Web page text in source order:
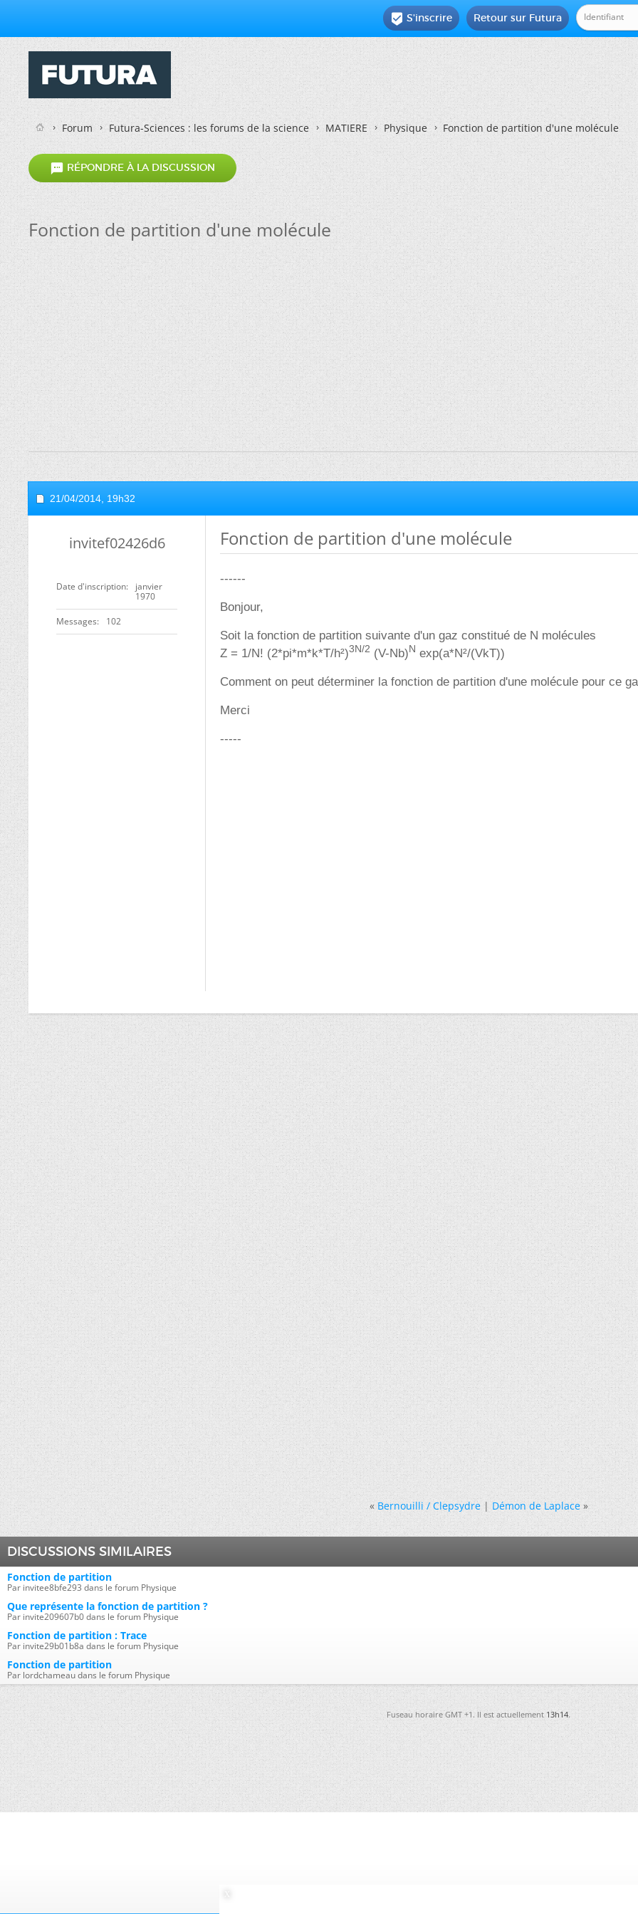
Retour sur Futura
 S'inscrire
Forum Futura-Sciences : les forums de la science MATIERE Physique Fonction de partition d'une molécule
 RÉPONDRE À LA DISCUSSION
Fonction de partition d'une molécule
21/04/2014, 19h32
invitef02426d6
Date d'inscription
janvier
1970
Messages 102
Fonction de partition d'une molécule
------
Bonjour,
Soit la fonction de partition suivante d'un gaz constitué de N molécules
Z = 1/N! (2*pi*m*k*T/h²)3N/2 (V-Nb)N exp(a*N²/(VkT))
Comment on peut déterminer la fonction de partition d'une molécule pour ce
Merci
-----
« Bernouilli / Clepsydre|Démon de Laplace »
DISCUSSIONS SIMILAIRES
Fonction de partition
Par invitee8bfe293 dans le forum Physique
Que représente la fonction de partition ?
Par invite209607b0 dans le forum Physique
Fonction de partition : Trace
Par invite29b01b8a dans le forum Physique
Fonction de partition
Par lordchameau dans le forum Physique
Fuseau horaire GMT +1. Il est actuellement13h14.